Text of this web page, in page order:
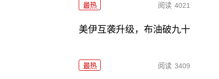
最热 阅读 4021
美伊互袭升级，布油破九十
最热 阅读 3409